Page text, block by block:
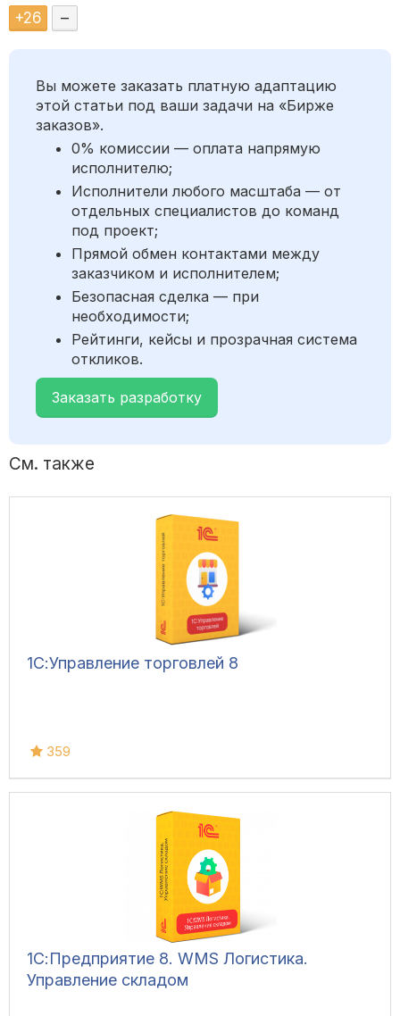
+26 –
Вы можете заказать платную адаптацию
этой статьи под ваши задачи на «Бирже
заказов».
0% комиссии — оплата напрямую
исполнителю;
Исполнители любого масштаба — от
отдельных специалистов до команд
под проект;
Прямой обмен контактами между
заказчиком и исполнителем;
Безопасная сделка — при
необходимости;
Рейтинги, кейсы и прозрачная система
откликов.
Заказать разработку
См. также
1С:Управление торговлей 8
359
1С:Предприятие 8. WMS Логистика.
Управление складом